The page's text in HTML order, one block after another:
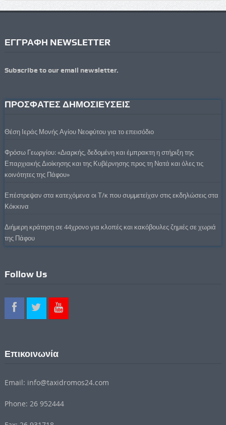
ΕΓΓΡΑΦΗ NEWSLETTER
Subscribe to our email newsletter.
ΠΡΟΣΦΑΤΕΣ ΔΗΜΟΣΙΕΥΣΕΙΣ
Θέση Ιεράς Μονής Αγίου Νεοφύτου για το επεισόδιο
Φρόσω Γεωργίου: «Διαρκής, δεδομένη και έμπρακτη η στήριξη της
Επαρχιακής Διοίκησης και της Κυβέρνησης προς τη Νατά και όλες τις
κοινότητες της Πάφου»
Επέστρεψαν στα κατεχόμενα οι Τ/κ που συμμετείχαν στις εκδηλώσεις στα
Κόκκινα
Διήμερη κράτηση σε 44χρονο για κλοπές και κακόβουλες ζημιές σε χωριά
της Πάφου
Follow Us
Επικοινωνία
Email: info@taxidromos24.com
Phone: 26 952444